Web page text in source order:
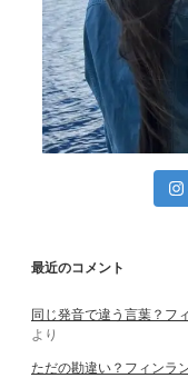
最近のコメント
同じ発音で違う言葉？フ
より
ただの勘違い？フィンラ